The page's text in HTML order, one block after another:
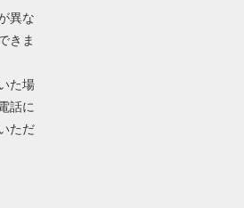
異な
きま
た場
話に
ただ